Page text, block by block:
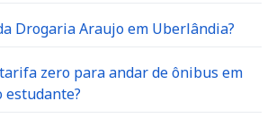
Drogaria Araujo em Uberlândia?
zero para andar de ônibus em
estudante?